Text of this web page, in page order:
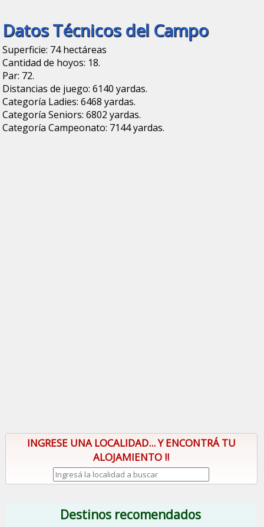
Datos Técnicos del Campo
Superficie: 74 hectáreas
Cantidad de hoyos: 18.
Par: 72.
Distancias de juego: 6140 yardas.
Categoría Ladies: 6468 yardas.
Categoría Seniors: 6802 yardas.
Categoría Campeonato: 7144 yardas.
INGRESE UNA LOCALIDAD... Y ENCONTRÁ TU
ALOJAMIENTO !!
Destinos recomendados